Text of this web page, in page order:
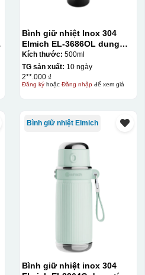
Bình giữ nhiệt Inox 304
Elmich EL-3686OL dung
tích 500ml
Kích thước: 500ml
TG sản xuất: 10 ngày
2**.000 ₫
Đăng kýhoặc Đăng nhậpđể xem giá
Bình giữ nhiệt Elmich
Bình giữ nhiệt inox 304